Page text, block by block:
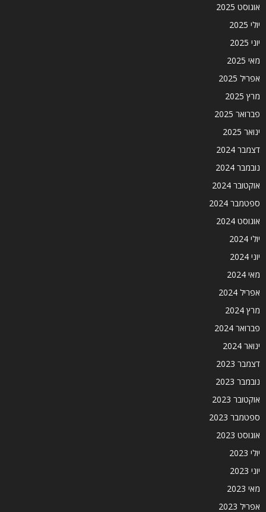
אוגוסט 2025
יולי 2025
יוני 2025
מאי 2025
אפריל 2025
מרץ 2025
פברואר 2025
ינואר 2025
דצמבר 2024
נובמבר 2024
אוקטובר 2024
ספטמבר 2024
אוגוסט 2024
יולי 2024
יוני 2024
מאי 2024
אפריל 2024
מרץ 2024
פברואר 2024
ינואר 2024
דצמבר 2023
נובמבר 2023
אוקטובר 2023
ספטמבר 2023
אוגוסט 2023
יולי 2023
יוני 2023
מאי 2023
אפריל 2023